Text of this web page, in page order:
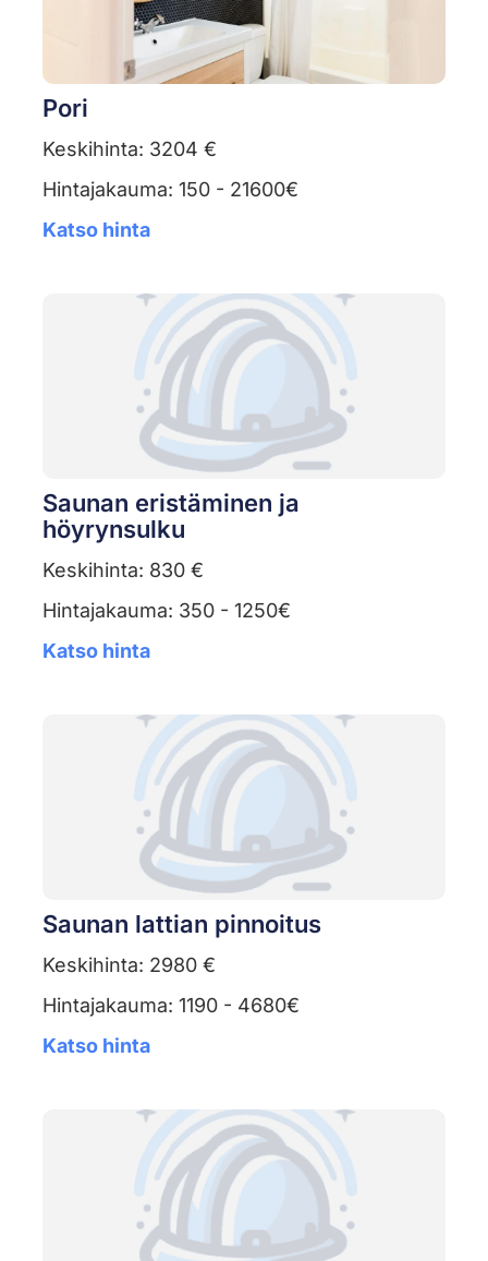
Pori
Keskihinta: 3204 €
Hintajakauma: 150 - 21600€
Katso hinta
Saunan eristäminen ja
höyrynsulku
Keskihinta: 830 €
Hintajakauma: 350 - 1250€
Katso hinta
Saunan lattian pinnoitus
Keskihinta: 2980 €
Hintajakauma: 1190 - 4680€
Katso hinta